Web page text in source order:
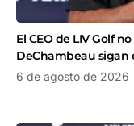
El CEO de LIV Golf
DeChambeau sigan
6 de agosto de 2026